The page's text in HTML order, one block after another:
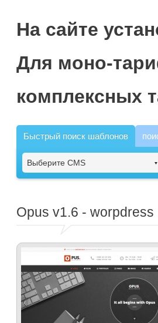
На сайте
Для моно-
комплексных
Быстрый поиск шаблонов
Выберите CMS
Opus v1.6 -